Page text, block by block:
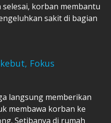
korban membantu
sakit di bagian
Fokus
langsung memberikan
membawa korban ke
Setibanya di rumah